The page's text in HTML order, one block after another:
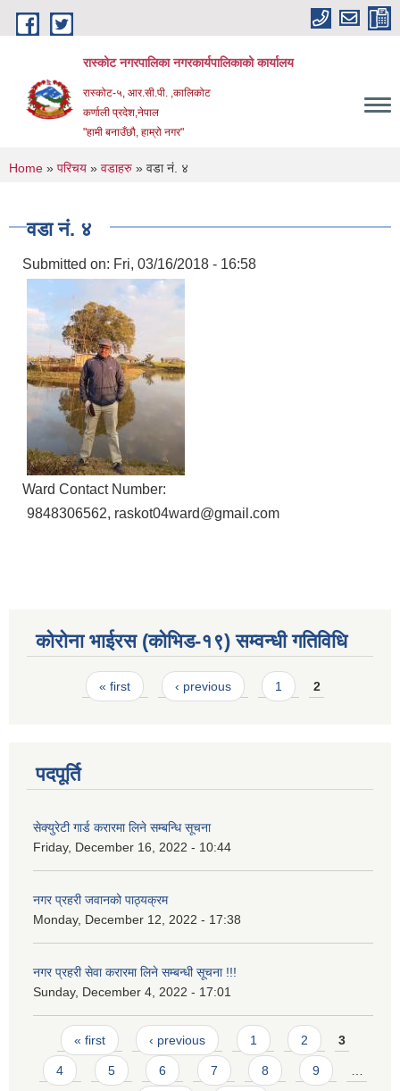
Skip to main content
रास्कोट नगरपालिका नगरकार्यपालिकाको कार्यालय
रास्कोट-५, आर.सी.पी. ,कालिकोट
कर्णाली प्रदेश,नेपाल
"हामी बनाउँछौ, हाम्रो नगर"
You are here
Home » परिचय » वडाहरु » वडा नं. ४
वडा नं. ४
Submitted on: Fri, 03/16/2018 - 16:58
Ward Contact Number:
9848306562, raskot04ward@gmail.com
कोरोना भाईरस (कोभिड-१९) सम्वन्धी गतिविधि
Pages« first ‹ previous 1 2
पदपूर्ति
सेक्युरेटी गार्ड करारमा लिने सम्बन्धि सूचना
Friday, December 16, 2022 - 10:44
नगर प्रहरी जवानको पाठ्यक्रम
Monday, December 12, 2022 - 17:38
नगर प्रहरी सेवा करारमा लिने सम्बन्ध‍ी सूचना !!!
Sunday, December 4, 2022 - 17:01
Pages
« first ‹ previous 1 2 3
4 5 6 7 8 9 …